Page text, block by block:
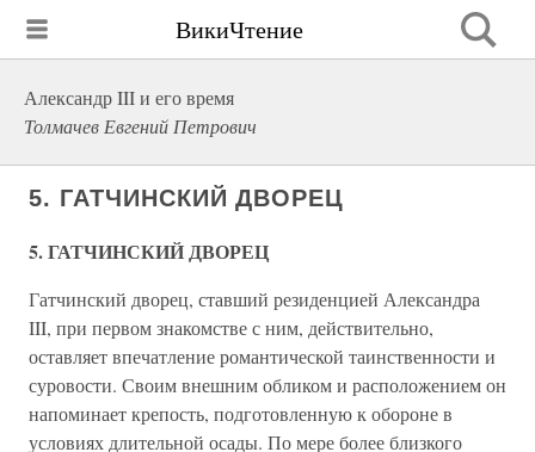
ВикиЧтение
Александр III и его время
Толмачев Евгений Петрович
5. ГАТЧИНСКИЙ ДВОРЕЦ
5. ГАТЧИНСКИЙ ДВОРЕЦ
Гатчинский дворец, ставший резиденцией Александра
III, при первом знакомстве с ним, действительно,
оставляет впечатление романтической таинственности и
суровости. Своим внешним обликом и расположением он
напоминает крепость, подготовленную к обороне в
условиях длительной осады. По мере более близкого